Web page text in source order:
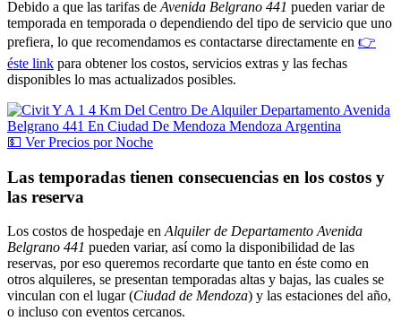
Debido a que las tarifas de Avenida Belgrano 441 pueden variar de
temporada en temporada o dependiendo del tipo de servicio que uno
prefiera, lo que recomendamos es contactarse directamente en 👉
éste link para obtener los costos, servicios extras y las fechas
disponibles lo mas actualizados posibles.
💵 VerPrecios por Noche
Las temporadas tienen consecuencias en los costos y
las reserva
Los costos de hospedaje en Alquiler de Departamento Avenida
Belgrano 441 pueden variar, así como la disponibilidad de las
reservas, por eso queremos recordarte que tanto en éste como en
otros alquileres, se presentan temporadas altas y bajas, las cuales se
vinculan con el lugar (Ciudad de Mendoza) y las estaciones del año,
o incluso con eventos cercanos.